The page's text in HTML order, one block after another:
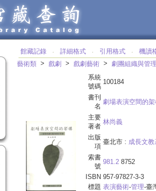
館藏記錄 ‧ 詳細格式 ‧ 引用格式 ‧
機讀
藝術類 > 戲劇 > 戲劇藝術 > 劇團組織與管
系統
號碼
100184
書刊
名
劇場表演空間的
主要
著者
林尚義
出版
項
臺北市 : 成長文
索書
號
981.2 8752
ISBN 957-97827-3-3
標題 表演藝術-管理-臺